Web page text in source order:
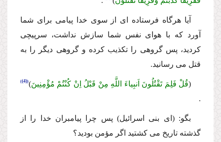
آیا هرگاه فرستاده اى از سوى خدا پیامى براى شما
آورد كه با هواى نفس شما سازش نداشت، سرپیچى
كردید، پس گروهى را تكذیب كرده و گروهى دیگر را به
قتل مى رسانید.
(قُلْ فَلِمَ تَقْتُلُونَ اَنبِیاءَ اللَّهِ مِنْ قَبْلُ اِنْ كُنْتُمْ مُؤْمِنِینَ)
(4)
.
بگو: (اى بنى اسرائیل) پس چرا پیامبران خدا را از
گذشته تاریخ مى كشتید اگر مؤمن بودید؟